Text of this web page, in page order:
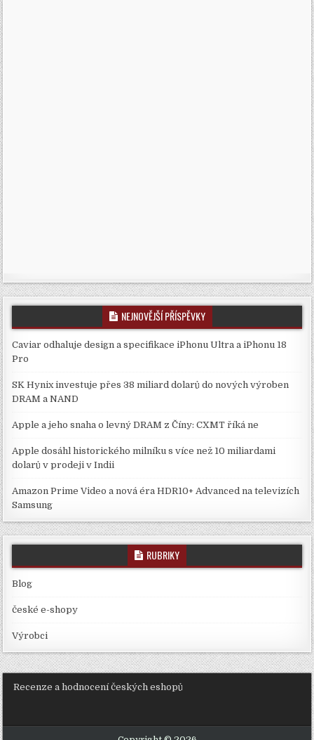
NEJNOVĚJŠÍ PŘÍSPĚVKY
Caviar odhaluje design a specifikace iPhonu Ultra a iPhonu 18
Pro
SK Hynix investuje přes 38 miliard dolarů do nových výroben
DRAM a NAND
Apple a jeho snaha o levný DRAM z Číny: CXMT říká ne
Apple dosáhl historického milníku s více než 10 miliardami
dolarů v prodeji v Indii
Amazon Prime Video a nová éra HDR10+ Advanced na televizích
Samsung
RUBRIKY
Blog
české e-shopy
Výrobci
Recenze a hodnocení českých eshopů